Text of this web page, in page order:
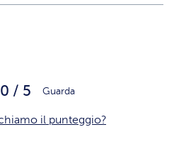
/ 5 Guarda
il punteggio?